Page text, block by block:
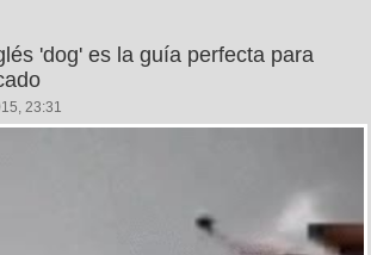
'dog' es la guía perfecta para
23:31